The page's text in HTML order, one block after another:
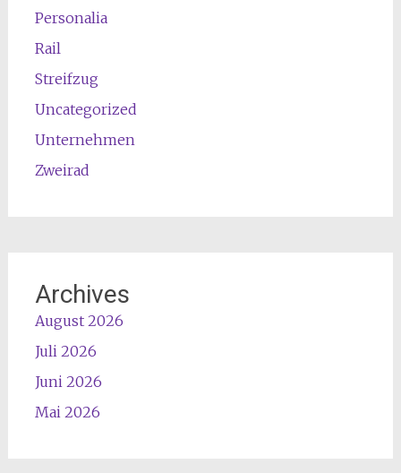
Personalia
Rail
Streifzug
Uncategorized
Unternehmen
Zweirad
Archives
August 2026
Juli 2026
Juni 2026
Mai 2026